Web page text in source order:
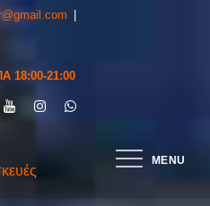
18:00-21:00
MENU